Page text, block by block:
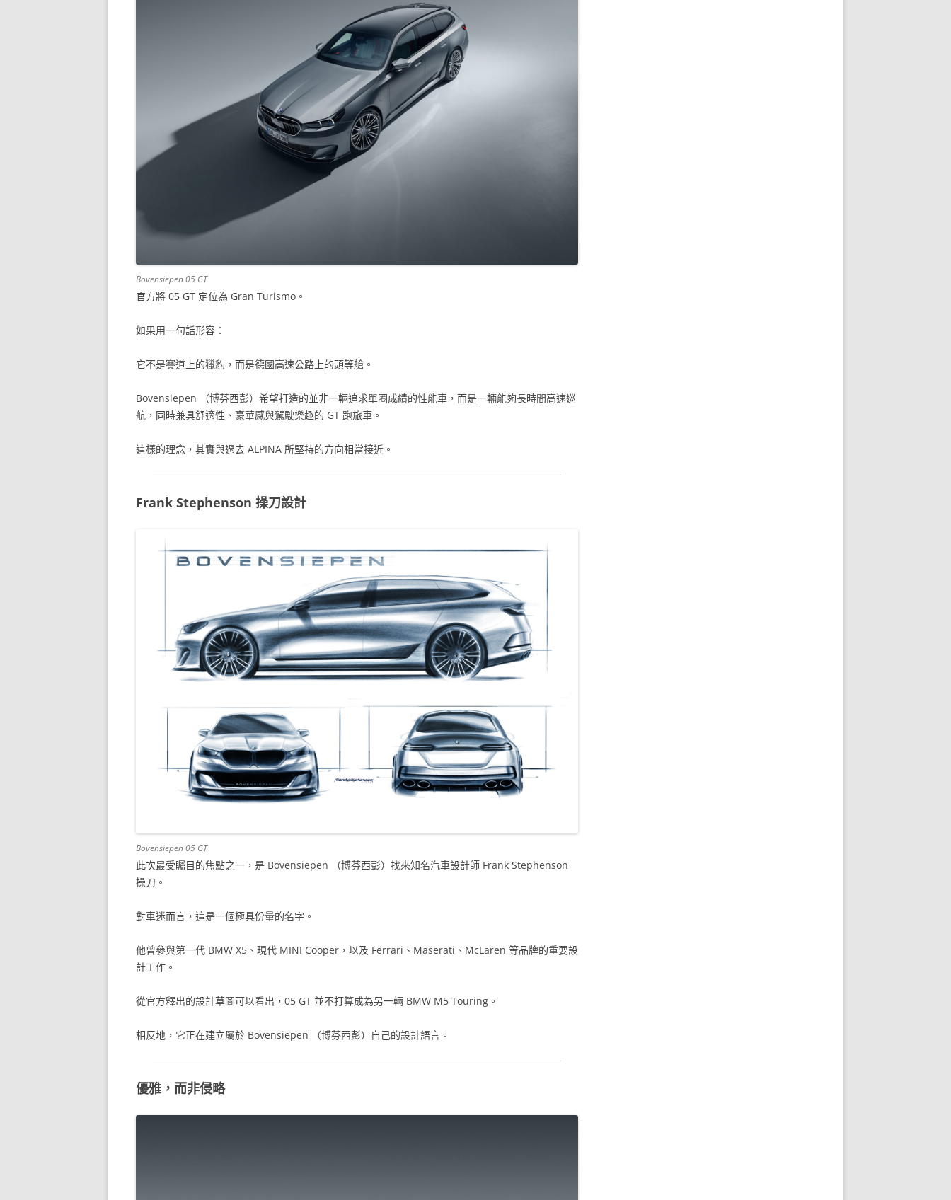
Bovensiepen 05 GT
官方將 05 GT 定位為 Gran Turismo。
如果用一句話形容：
它不是賽道上的獵豹，而是德國高速公路上的頭等艙。
Bovensiepen （博芬西彭）希望打造的並非一輛追求單圈成績的性能車，而是一輛能夠長時間高速巡
航，同時兼具舒適性、豪華感與駕駛樂趣的 GT 跑旅車。
這樣的理念，其實與過去 ALPINA 所堅持的方向相當接近。
Frank Stephenson 操刀設計
Bovensiepen 05 GT
此次最受矚目的焦點之一，是 Bovensiepen （博芬西彭）找來知名汽車設計師 Frank Stephenson
操刀。
對車迷而言，這是一個極具份量的名字。
他曾參與第一代 BMW X5、現代 MINI Cooper，以及 Ferrari、Maserati、McLaren 等品牌的重要設
計工作。
從官方釋出的設計草圖可以看出，05 GT 並不打算成為另一輛 BMW M5 Touring。
相反地，它正在建立屬於 Bovensiepen （博芬西彭）自己的設計語言。
優雅，而非侵略